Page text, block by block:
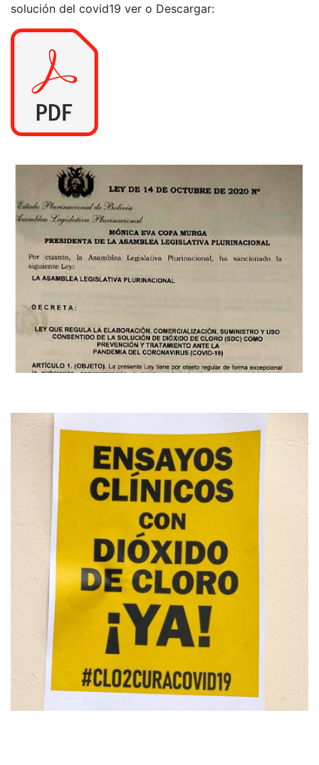
solución del covid19 ver o Descargar: